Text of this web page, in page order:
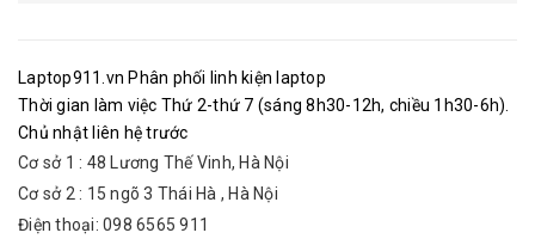
Laptop911.vn Phân phối linh kiện laptop
Thời gian làm việc Thứ 2-thứ 7 (sáng 8h30-12h, chiều 1h30-6h).
Chủ nhật liên hệ trước
Cơ sở 1 : 48 Lương Thế Vinh, Hà Nội
Cơ sở 2 : 15 ngõ 3 Thái Hà , Hà Nội
Điện thoại: 098 6565 911